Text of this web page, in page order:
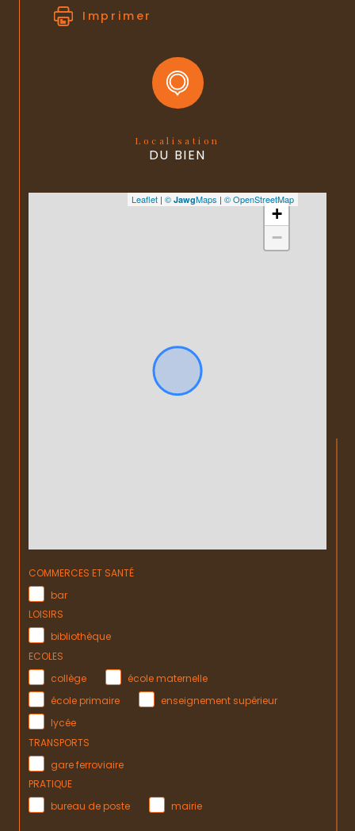
Imprimer
Localisation
DU BIEN
+
−
Leaflet | © JawgMaps | © OpenStreetMap
COMMERCES ET SANTÉ
bar
LOISIRS
bibliothèque
ECOLES
collège
école maternelle
école primaire
enseignement supérieur
lycée
TRANSPORTS
gare ferroviaire
PRATIQUE
bureau de poste
mairie